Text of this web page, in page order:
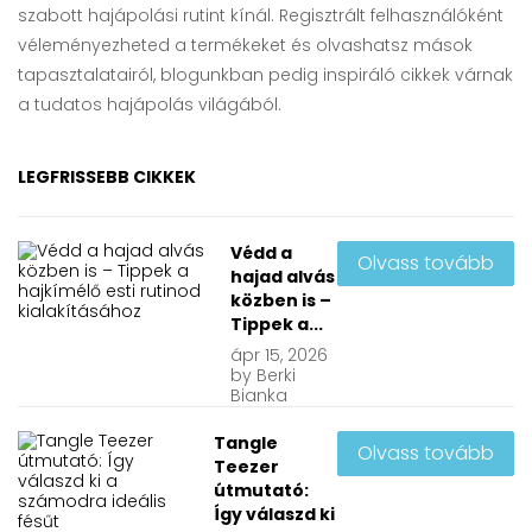
szabott hajápolási rutint kínál. Regisztrált felhasználóként
véleményezheted a termékeket és olvashatsz mások
tapasztalatairól, blogunkban pedig inspiráló cikkek várnak
a tudatos hajápolás világából.
LEGFRISSEBB CIKKEK
Védd a
hajad alvás
közben is –
Tippek a...
ápr15, 2026
by Berki
Bianka
Olvass tovább
Tangle
Teezer
útmutató:
Így válaszd ki
Olvass tovább